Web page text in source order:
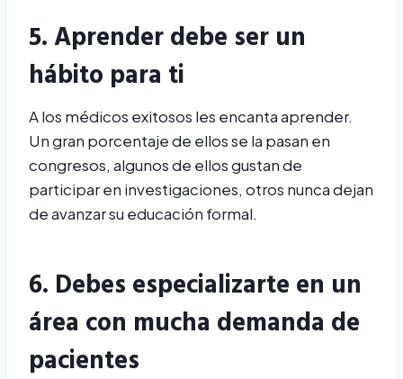
5.Aprender debe ser un
hábito para ti
A los médicos exitosos les encanta aprender.
Un gran porcentaje de ellos se la pasan en
congresos, algunos de ellos gustan de
participar en investigaciones, otros nunca dejan
de avanzar su educación formal.
6. Debes especializarte en un
área con mucha demanda de
pacientes